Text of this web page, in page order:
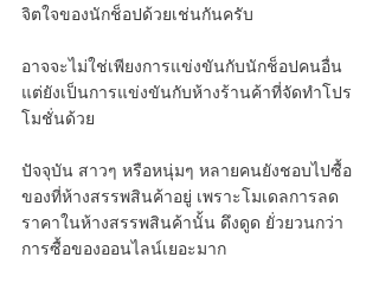
จิตใจของนักช็อปด้วยเช่นกันครับ
อาจจะไม่ใช่เพียงการแข่งขันกับนักช็อปคนอื่น
แต่ยังเป็นการแข่งขันกับห้างร้านค้าที่จัดทำโปร
โมชั่นด้วย
ปัจจุบัน สาวๆ หรือหนุ่มๆ หลายคนยังชอบไปซื้อ
ของที่ห้างสรรพสินค้าอยู่ เพราะโมเดลการลด
ราคาในห้างสรรพสินค้านั้น ดึงดูด ยั่วยวนกว่า
การซื้อของออนไลน์เยอะมาก